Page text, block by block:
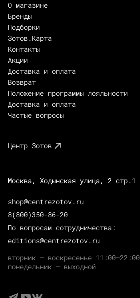
О магазине
Бренды
Подборки
Зотов.Карта
Контакты
Акции
Доставка и оплата
Возврат
Положение программы лояльности
Доставка и оплата
Частые вопросы
Центр Зотов
Москва, Ходынская улица, 2 стр.1
shop@centrezotov.ru
8(800)350-86-20
По вопросам сотрудничества:
editions@centrezotov.ru
вторник — воскресенье 11:00–22:00
понедельник — выходной